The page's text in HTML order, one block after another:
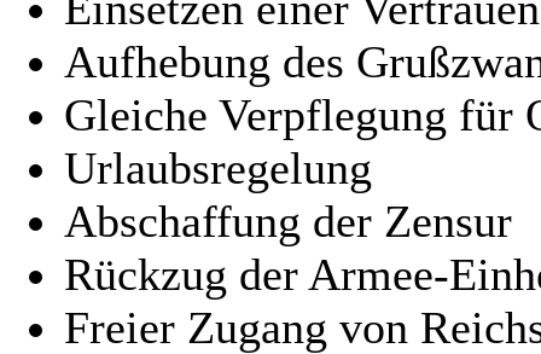
Aufhebung des
Gleiche Verpflegung für
Urlaubsregelung
Abschaffung der Zensur
Rückzug der Armee-
Freier Zugang von